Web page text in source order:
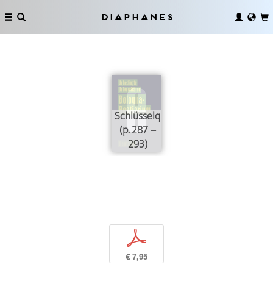
Diaphanes
Schlüsselqualifikationen
(p. 287 –
293)
p
€ 7,95